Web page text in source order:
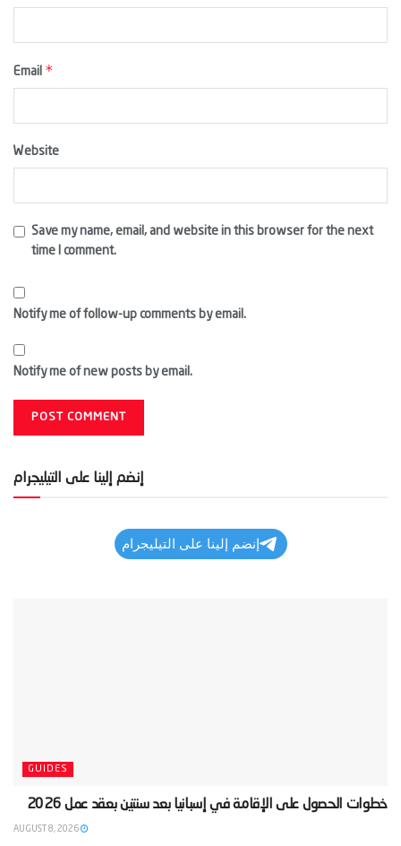
Email *
Website
Save my name, email, and website in this browser for the next
time I comment.
Notify me of follow-up comments by email.
Notify me of new posts by email.
إنضم إلينا على التيليجرام
إنضم إلينا على التيليجرام
GUIDES
‫خطوات الحصول على الإقامة في إسبانيا بعد سنتين بعقد عمل 2026‬